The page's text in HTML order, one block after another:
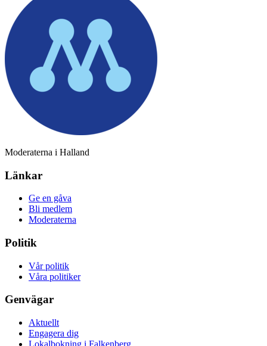
Moderaterna i Halland
Länkar
Ge en gåva
Bli medlem
Moderaterna
Politik
Vår politik
Våra politiker
Genvägar
Aktuellt
Engagera dig